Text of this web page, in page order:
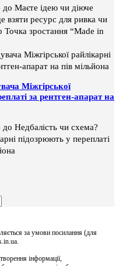
до Маєте ідею чи діюче
взяти ресурс для ривка чи
Точка зростання “Made in
Міжгірської
за рентген-апарат на
до Недбалість чи схема?
підозрюють у переплаті
за умови посилання (для
інформації,